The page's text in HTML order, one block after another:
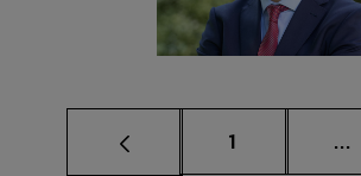
Página
1 ...